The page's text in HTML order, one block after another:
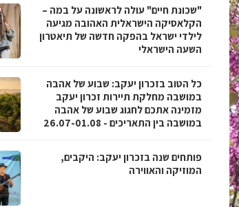
"שכונת חיים" עולה לראשונה על במה –
הקלאסיקה הישראלית האהובה מגיעה
לילדי ישראל בהפקה חדשה של תיאטרון
השעה הישראלי
כל הטוב בזכרון יעקב: שבוע של אהבה
במושבה מחלקת תיירות זכרון יעקב
מזמינה אתכם לחגוג שבוע של אהבה
במושבה בין התאריכים - 26.07-01.08
פותחים שנה בזכרון יעקב: היקבים,
המוזיקה והאווירה